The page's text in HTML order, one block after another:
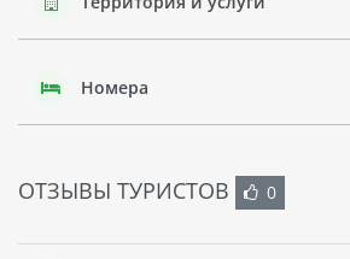
Номера
ОТЗЫВЫ ТУРИСТОВ 0